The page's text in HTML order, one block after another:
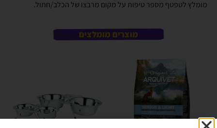
מומלץ לטפטף מספר טיפות על מקום מרבצו של הכלב/חתול.
מוצרים מומלצים